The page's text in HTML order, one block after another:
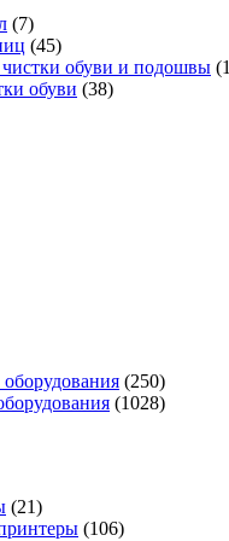
(7)
(45)
обуви и подошвы
обуви (38)
(250)
(1028)
(21)
(106)